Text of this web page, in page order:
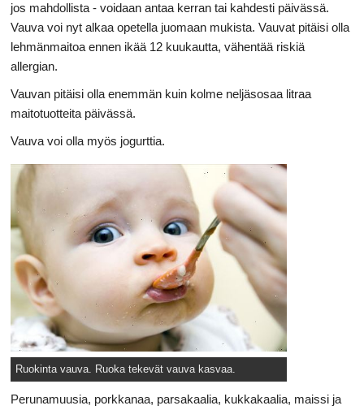
jos mahdollista - voidaan antaa kerran tai kahdesti päivässä.
Vauva voi nyt alkaa opetella juomaan mukista. Vauvat pitäisi olla
lehmänmaitoa ennen ikää 12 kuukautta, vähentää riskiä
allergian.
Vauvan pitäisi olla enemmän kuin kolme neljäsosaa litraa
maitotuotteita päivässä.
Vauva voi olla myös jogurttia.
Ruokinta vauva. Ruoka tekevät vauva kasvaa.
Perunamuusia, porkkanaa, parsakaalia, kukkakaalia, maissi ja